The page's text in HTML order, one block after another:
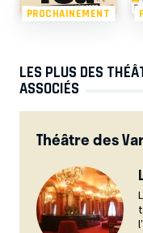
PROCHAINEMENT
LES PLUS DES
ASSOCIÉS
Théâtre des